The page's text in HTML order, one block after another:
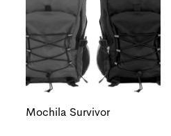
Mochila Survivor